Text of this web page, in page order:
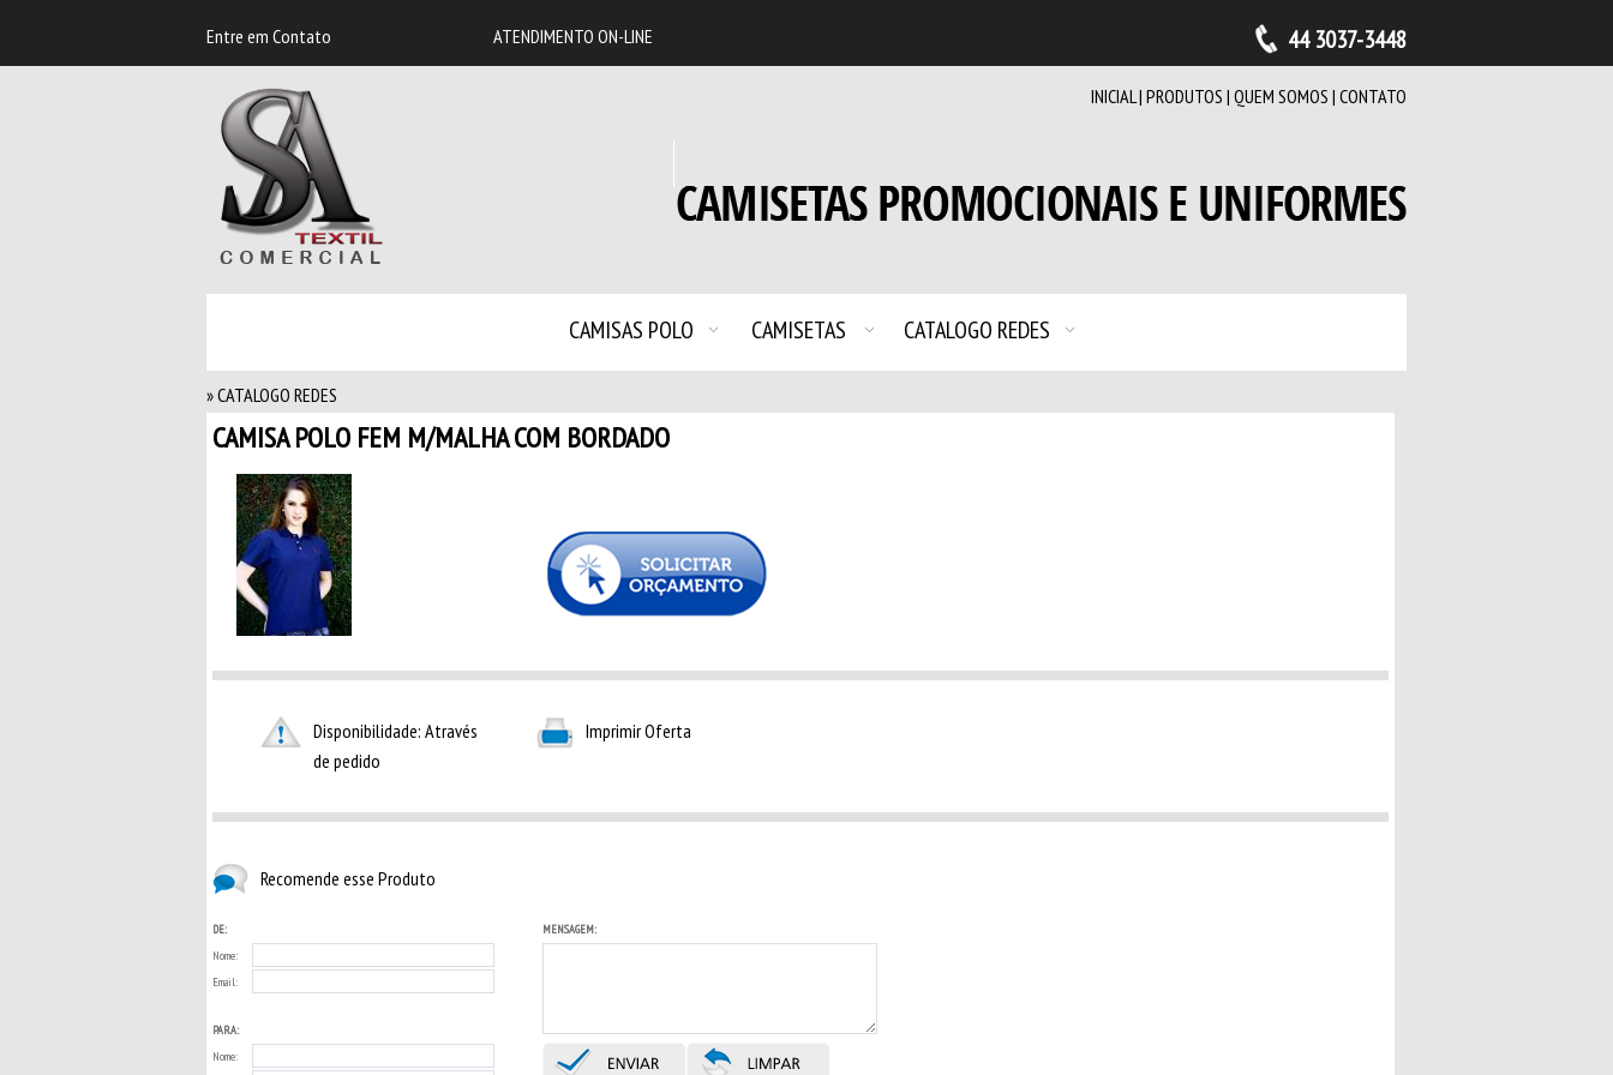
Entre em Contato ATENDIMENTO ON-LINE 44 3037-3448
INICIAL| PRODUTOS | QUEM SOMOS | CONTATO
CAMISAS POLO CAMISETAS CATALOGO REDES
» CATALOGO REDES
CAMISA POLO FEM M/MALHA COM BORDADO
Disponibilidade: Através
de pedido
Imprimir Oferta
Recomende esse Produto
DE:
Nome:
Email:
PARA:
Nome:
MENSAGEM: